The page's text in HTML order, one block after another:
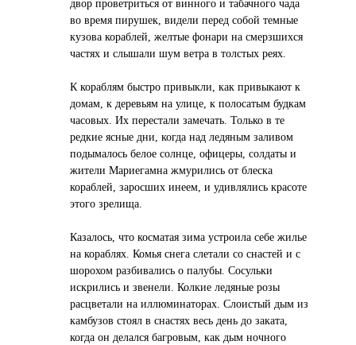
двор проветриться от винного и табачного чада
во время пирушек, видели перед собой темные
кузова кораблей, желтые фонари на смерзшихся
частях и слышали шум ветра в толстых реях.
К кораблям быстро привыкли, как привыкают к
домам, к деревьям на улице, к полосатым будкам
часовых. Их перестали замечать. Только в те
редкие ясные дни, когда над ледяным заливом
подымалось белое солнце, офицеры, солдаты и
жители Мариегамна жмурились от блеска
кораблей, заросших инеем, и удивлялись красоте
этого зрелища.
Казалось, что косматая зима устроила себе жилье
на кораблях. Комья снега слетали со снастей и с
шорохом разбивались о палубы. Сосульки
искрились и звенели. Колкие ледяные розы
расцветали на иллюминаторах. Слоистый дым из
камбузов стоял в снастях весь день до заката,
когда он делался багровым, как дым ночного